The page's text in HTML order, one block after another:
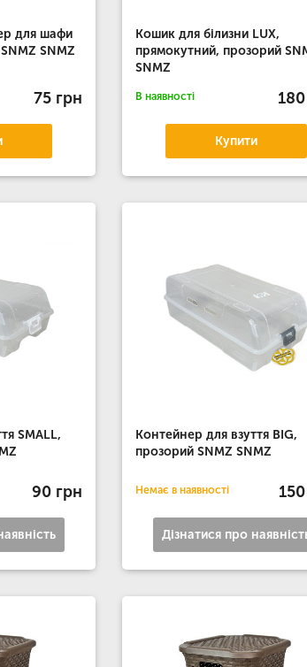
для шафи
SNMZ
75 грн
Кошик для білизни LUX,
прямокутний, прозорий
SNMZ
В наявності
Купити
SMALL,
90 грн
Контейнер для взуття BIG,
прозорий SNMZ SNMZ
Немає в наявності
Дізнатися про